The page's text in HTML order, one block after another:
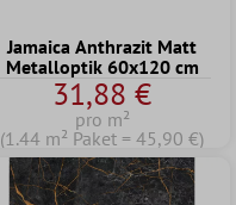
Jamaica Anthrazit Matt
Metalloptik 60x120 cm
31,88 €
pro m²
(1.44 m² Paket = 45,90 €)